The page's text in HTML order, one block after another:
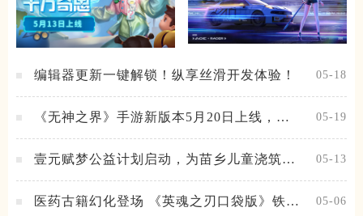
编辑器更新一键解锁！纵享丝滑开发体验！ 05-18
《无神之界》手游新版本5月20日上线，女
05-19
壹元赋梦公益计划启动，为苗乡儿童浇筑梦
05-13
医药古籍幻化登场 《英魂之刃口袋版》铁扇
05-06